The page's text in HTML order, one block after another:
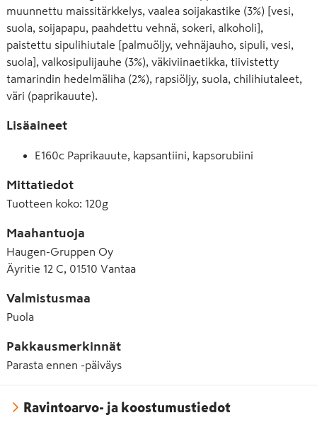
muunnettu maissitärkkelys, vaalea soijakastike (3%) [vesi,
suola, soijapapu, paahdettu vehnä, sokeri, alkoholi],
paistettu sipulihiutale [palmuöljy, vehnäjauho, sipuli, vesi,
suola], valkosipulijauhe (3%), väkiviinaetikka, tiivistetty
tamarindin hedelmäliha (2%), rapsiöljy, suola, chilihiutaleet,
väri (paprikauute).
Lisäaineet
E160c Paprikauute, kapsantiini, kapsorubiini
Mittatiedot
Tuotteen koko: 120g
Maahantuoja
Haugen-Gruppen Oy
Äyritie 12 C, 01510 Vantaa
Valmistusmaa
Puola
Pakkausmerkinnät
Parasta ennen -päiväys
Ravintoarvo- ja koostumustiedot